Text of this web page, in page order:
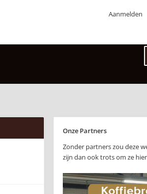
Aanmelden
Onze Partners
Zonder partners zou deze
zijn dan ook trots om ze